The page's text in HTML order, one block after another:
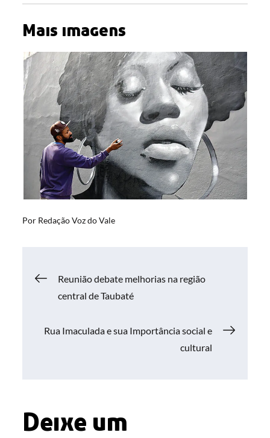
Mais imagens
Por Redação Voz do Vale
Navegação
Reunião debate melhorias na região
central de Taubaté
Rua Imaculada e sua Importância social e
cultural
Deixe um